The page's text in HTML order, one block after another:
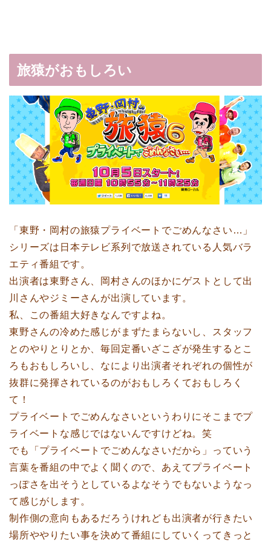
旅猿がおもしろい
「東野・岡村の旅猿プライベートでごめんなさい…」
シリーズは日本テレビ系列で放送されている人気バラ
エティ番組です。
出演者は東野さん、岡村さんのほかにゲストとして出
川さんやジミーさんが出演しています。
私、この番組大好きなんですよね。
東野さんの冷めた感じがまずたまらないし、スタッフ
とのやりとりとか、毎回定番いざこざが発生するとこ
ろもおもしろいし、なにより出演者それぞれの個性が
抜群に発揮されているのがおもしろくておもしろく
て！
プライベートでごめんなさいというわりにそこまでプ
ライベートな感じではないんですけどね。笑
でも「プライベートでごめんなさいだから」っていう
言葉を番組の中でよく聞くので、あえてプライベート
っぽさを出そうとしているよなそうでもないようなっ
て感じがします。
制作側の意向もあるだろうけれども出演者が行きたい
場所ややりたい事を決めて番組にしていくってきっと